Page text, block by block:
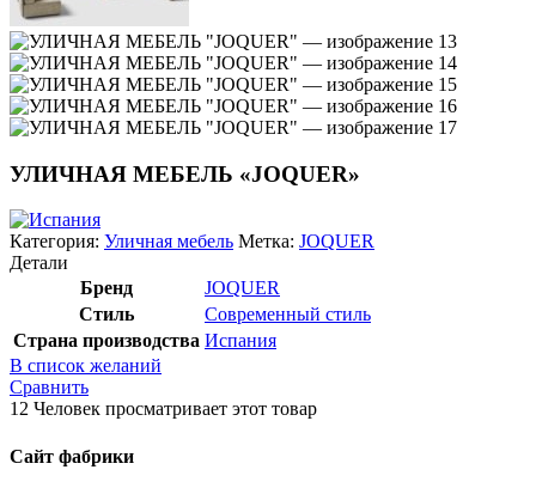
УЛИЧНАЯ МЕБЕЛЬ «JOQUER»
Категория: Уличная мебель Метка: JOQUER
Детали
Бренд
JOQUER
Стиль
Современный стиль
Страна производства Испания
В список желаний
Сравнить
12 Человек просматривает этот товар
Сайт фабрики